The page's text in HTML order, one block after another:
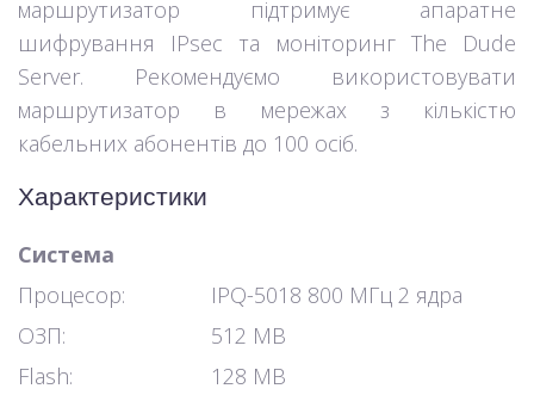
маршрутизатор підтримує апаратне
шифрування IPsec та моніторинг The Dude
Server. Рекомендуємо використовувати
маршрутизатор в мережах з кількістю
кабельних абонентів до 100 осіб.
Характеристики
Система
Процесор:
IPQ-5018 800 МГц 2 ядра
ОЗП:
512 MB
Flash:
128 MB